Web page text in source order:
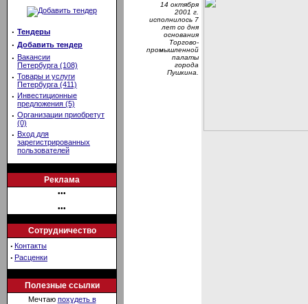
· Тендеры
· Добавить тендер
· Вакансии
Петербурга (108)
· Товары и услуги
Петербурга (411)
· Инвестиционные
предложения (5)
· Организации приобретут
(0)
· Вход для
зарегистрированных
пользователей
Реклама
•••
•••
Сотрудничество
· Контакты
· Расценки
Полезные ссылки
Мечтаю похудеть в
14 октября
2001 г.
исполнилось 7
лет со дня
основания
Торгово-
промышленной
палаты
города
Пушкина.